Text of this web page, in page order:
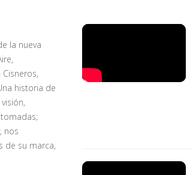
la nueva
historia de
nos
de su marca,